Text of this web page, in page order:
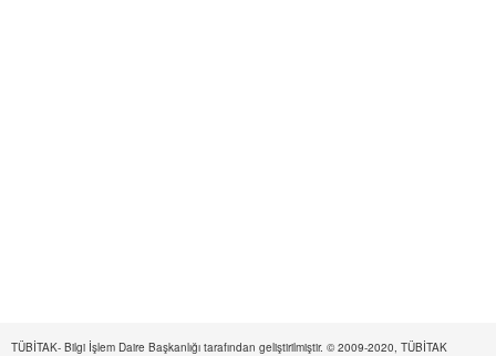
TÜBİTAK- Bilgi İşlem Daire Başkanlığı tarafından geliştirilmiştir. © 2009-2020, TÜBİTAK